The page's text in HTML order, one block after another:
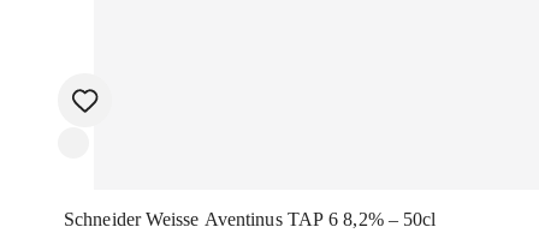
Schneider Weisse Aventinus TAP 6 8,2% – 50cl